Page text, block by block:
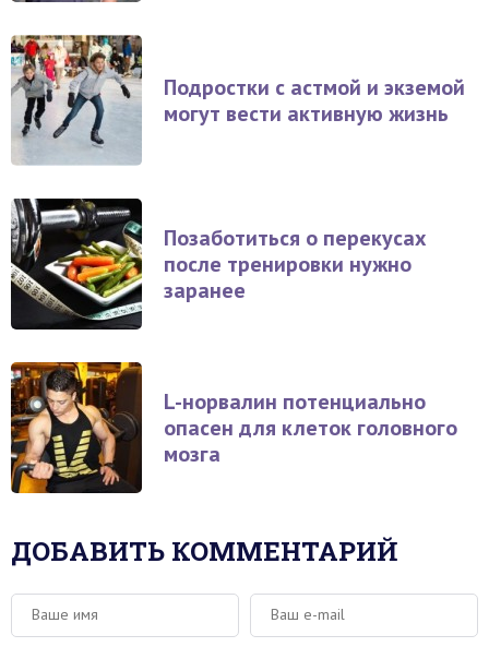
Подростки с астмой и экземой
могут вести активную жизнь
Позаботиться о перекусах
после тренировки нужно
заранее
L-норвалин потенциально
опасен для клеток головного
мозга
ДОБАВИТЬ КОММЕНТАРИЙ